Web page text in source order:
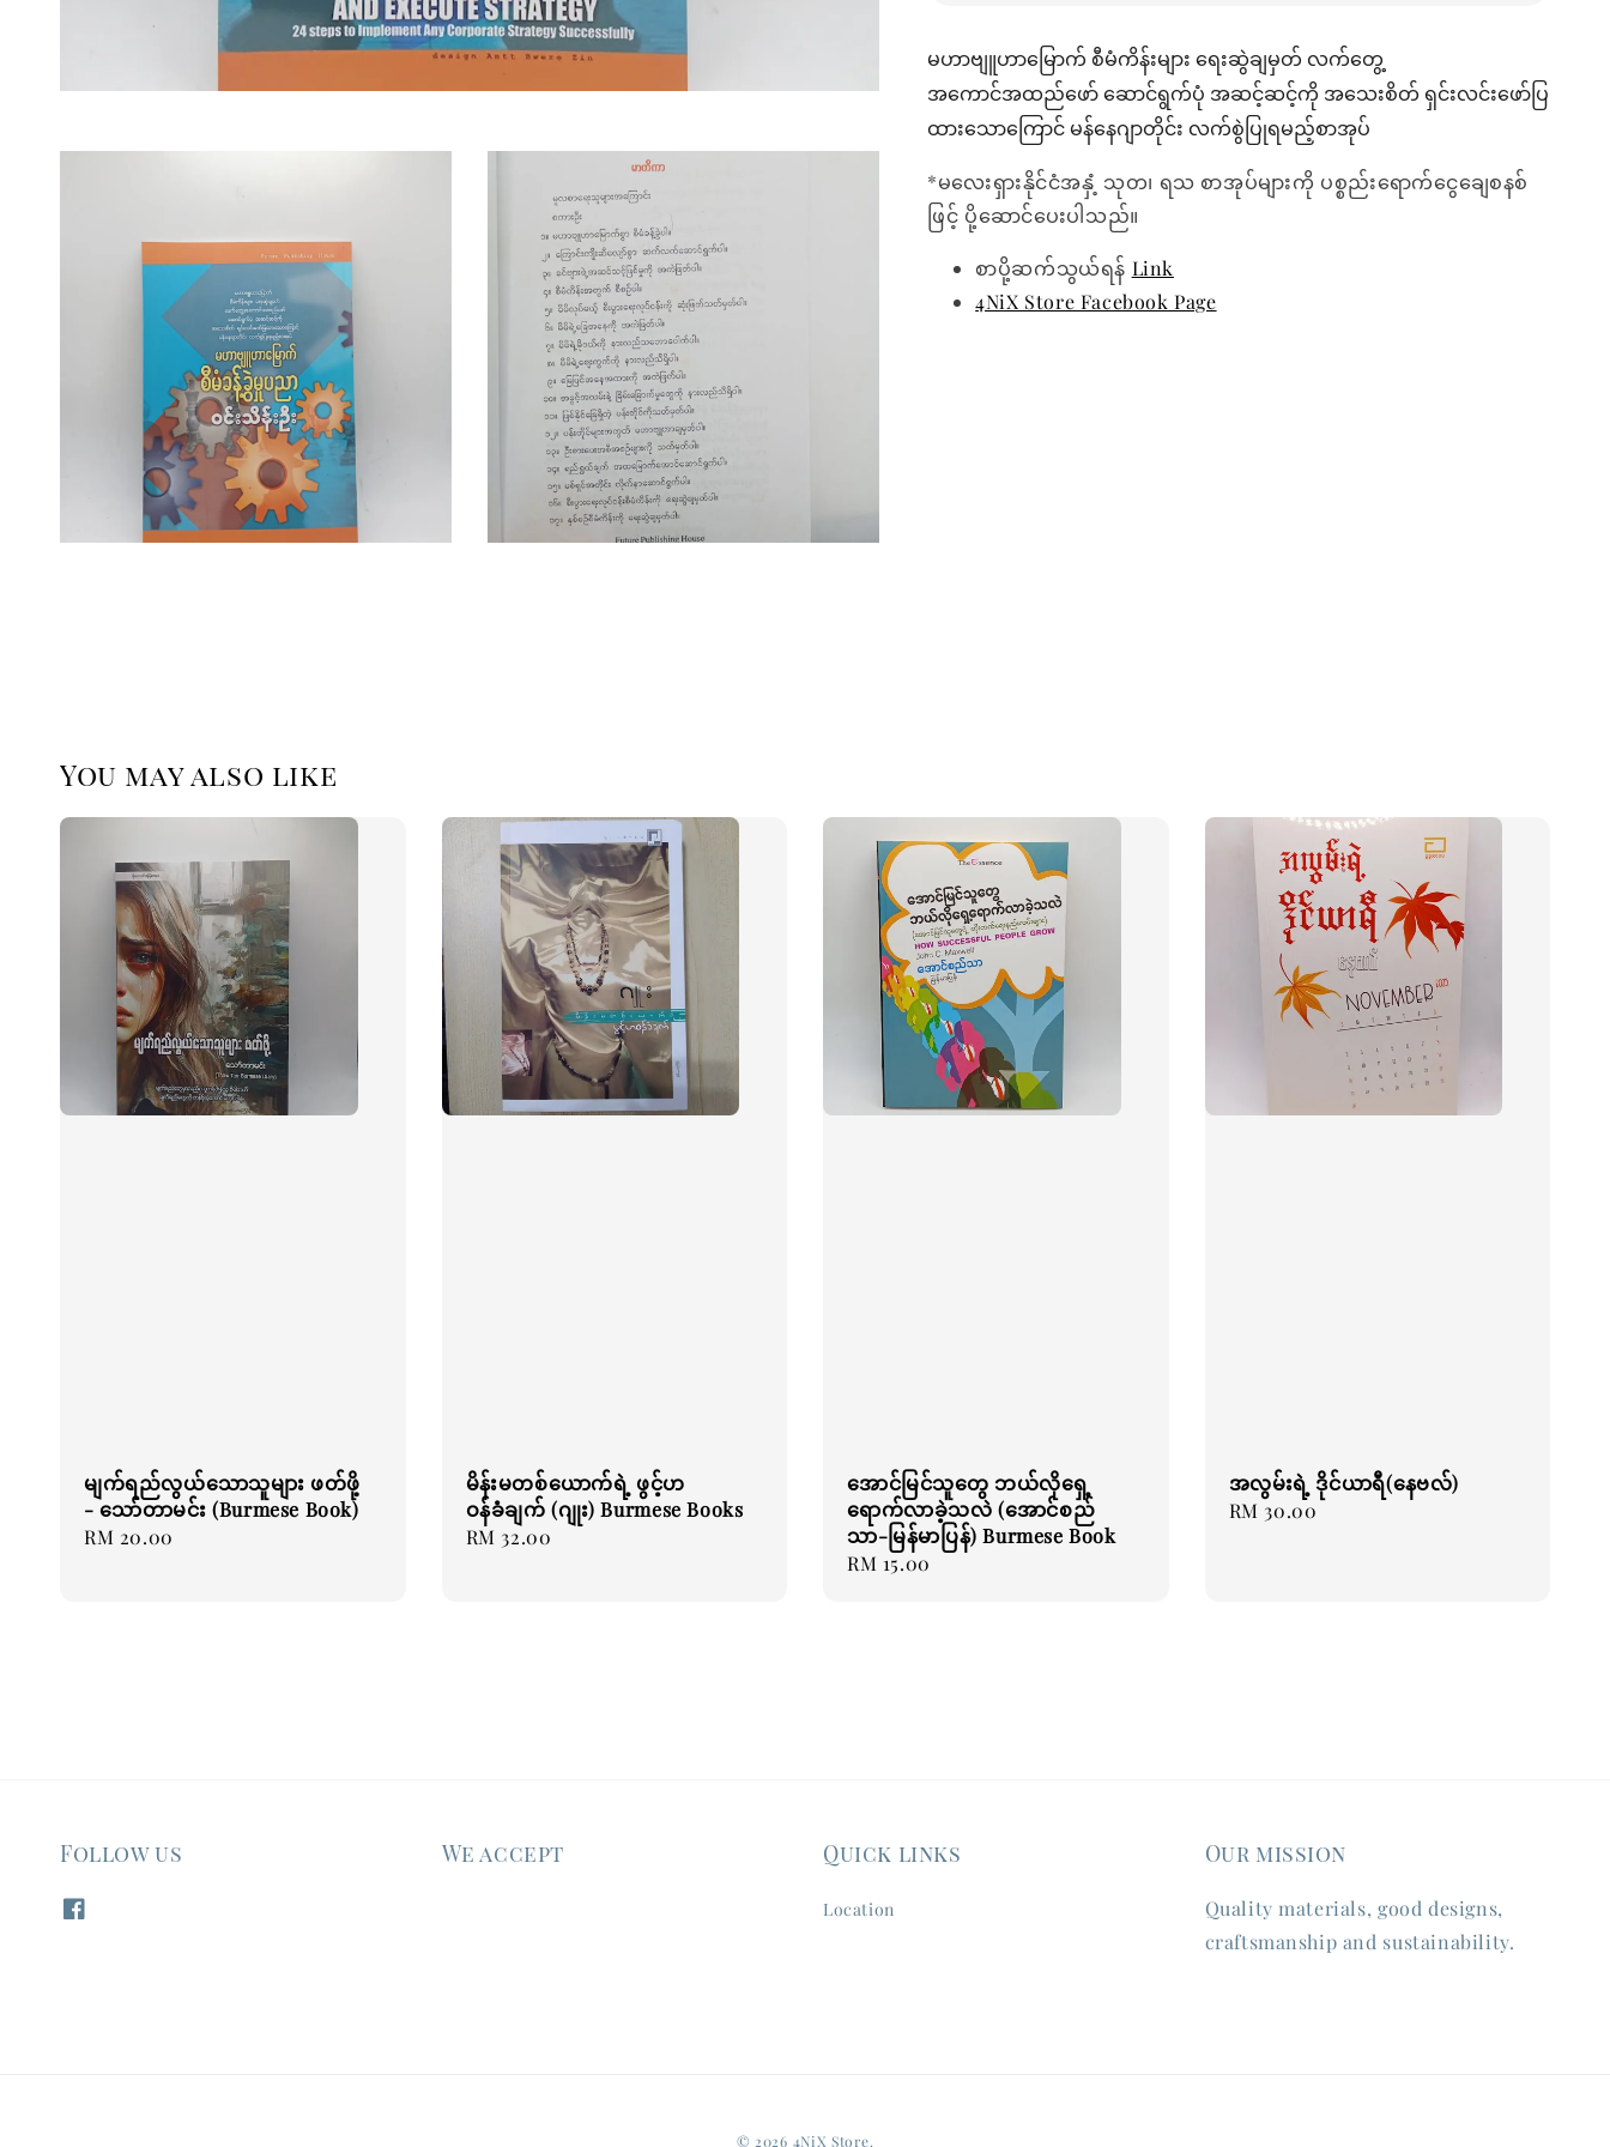
မဟာဗျူဟာမြောက် စီမံကိန်းများ ရေးဆွဲချမှတ် လက်တွေ့
အကောင်အထည်ဖော် ဆောင်ရွက်ပုံ အဆင့်ဆင့်ကို အသေးစိတ် ရှင်းလင်းဖော်ပြ
ထားသောကြောင် မန်နေဂျာတိုင်း လက်စွဲပြုရမည့်စာအုပ်
*မလေးရှားနိုင်ငံအနှံ့ သုတ၊ ရသ စာအုပ်များကို ပစ္စည်းရောက်ငွေချေစနစ်
ဖြင့် ပို့ဆောင်ပေးပါသည်။
စာပို့ဆက်သွယ်ရန် Link
4NiX Store Facebook Page
You may also like
မျက်ရည်လွယ်သောသူများ ဖတ်ဖို့
- သော်တာမင်း (Burmese Book)
Regular
RM 20.00
မိန်းမတစ်ယောက်ရဲ့ ဖွင့်ဟ
ဝန်ခံချက် (ဂျုး) Burmese Books
Regular
RM 32.00
အောင်မြင်သူတွေ ဘယ်လိုရှေ့
ရောက်လာခဲ့သလဲ (အောင်စည်
သာ-မြန်မာပြန်) Burmese Book
Regular
RM 15.00
အလွမ်းရဲ့ ဒိုင်ယာရီ(နေဗလ်)
Regular
RM 30.00
Follow us We accept Quick links
Location
Our mission
Quality materials, good designs,
craftsmanship and sustainability.
© 2026 4NiX Store.